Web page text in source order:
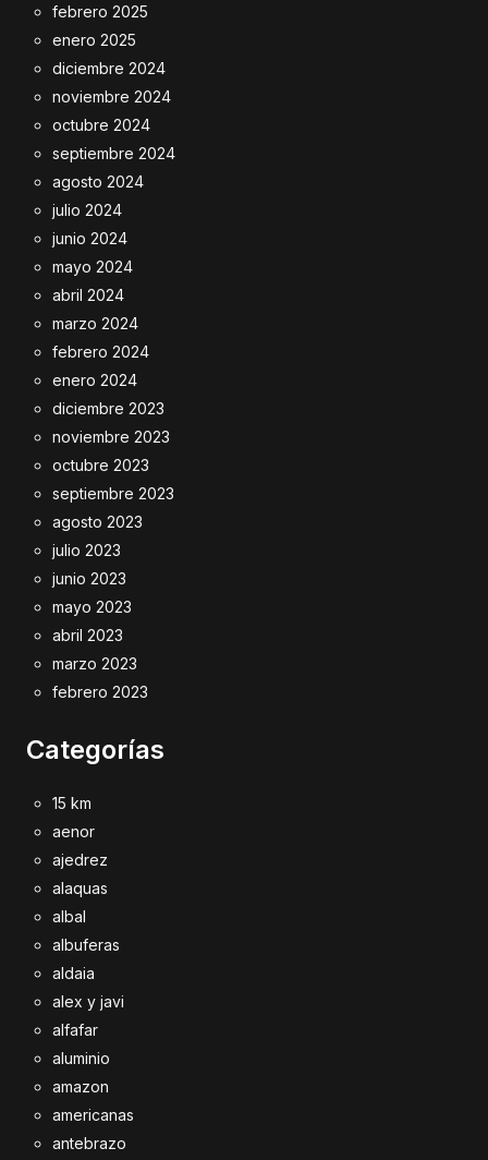
febrero 2025
enero 2025
diciembre 2024
noviembre 2024
octubre 2024
septiembre 2024
agosto 2024
julio 2024
junio 2024
mayo 2024
abril 2024
marzo 2024
febrero 2024
enero 2024
diciembre 2023
noviembre 2023
octubre 2023
septiembre 2023
agosto 2023
julio 2023
junio 2023
mayo 2023
abril 2023
marzo 2023
febrero 2023
Categorías
15 km
aenor
ajedrez
alaquas
albal
albuferas
aldaia
alex y javi
alfafar
aluminio
amazon
americanas
antebrazo